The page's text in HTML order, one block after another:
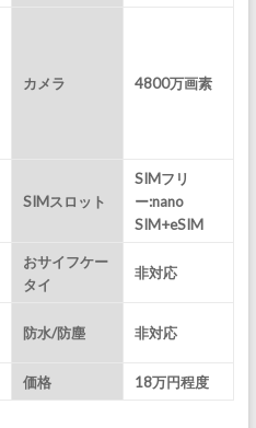
カメラ 4800万画素
SIMスロット
SIMフリ
ー:nano
SIM+eSIM
おサイフケー
タイ
非対応
防水/防塵 非対応
価格 18万円程度